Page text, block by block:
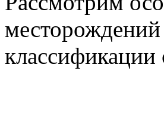
месторождений
классификации